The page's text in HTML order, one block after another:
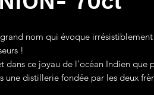
nom qui évoque irrésistiblement
!
dans ce joyau de l’océan Indien que
une distillerie fondée par les deux